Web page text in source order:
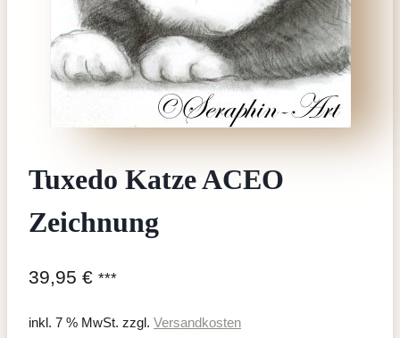
Tuxedo Katze ACEO
Zeichnung
39,95 € ***
inkl. 7 % MwSt. zzgl. Versandkosten